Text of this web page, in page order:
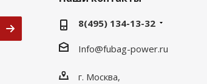
8(495) 134-13-32
Info@fubag-power.ru
г. Москва,